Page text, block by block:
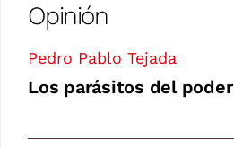
Opinión
Pedro Pablo Tejada
Los parásitos del poder